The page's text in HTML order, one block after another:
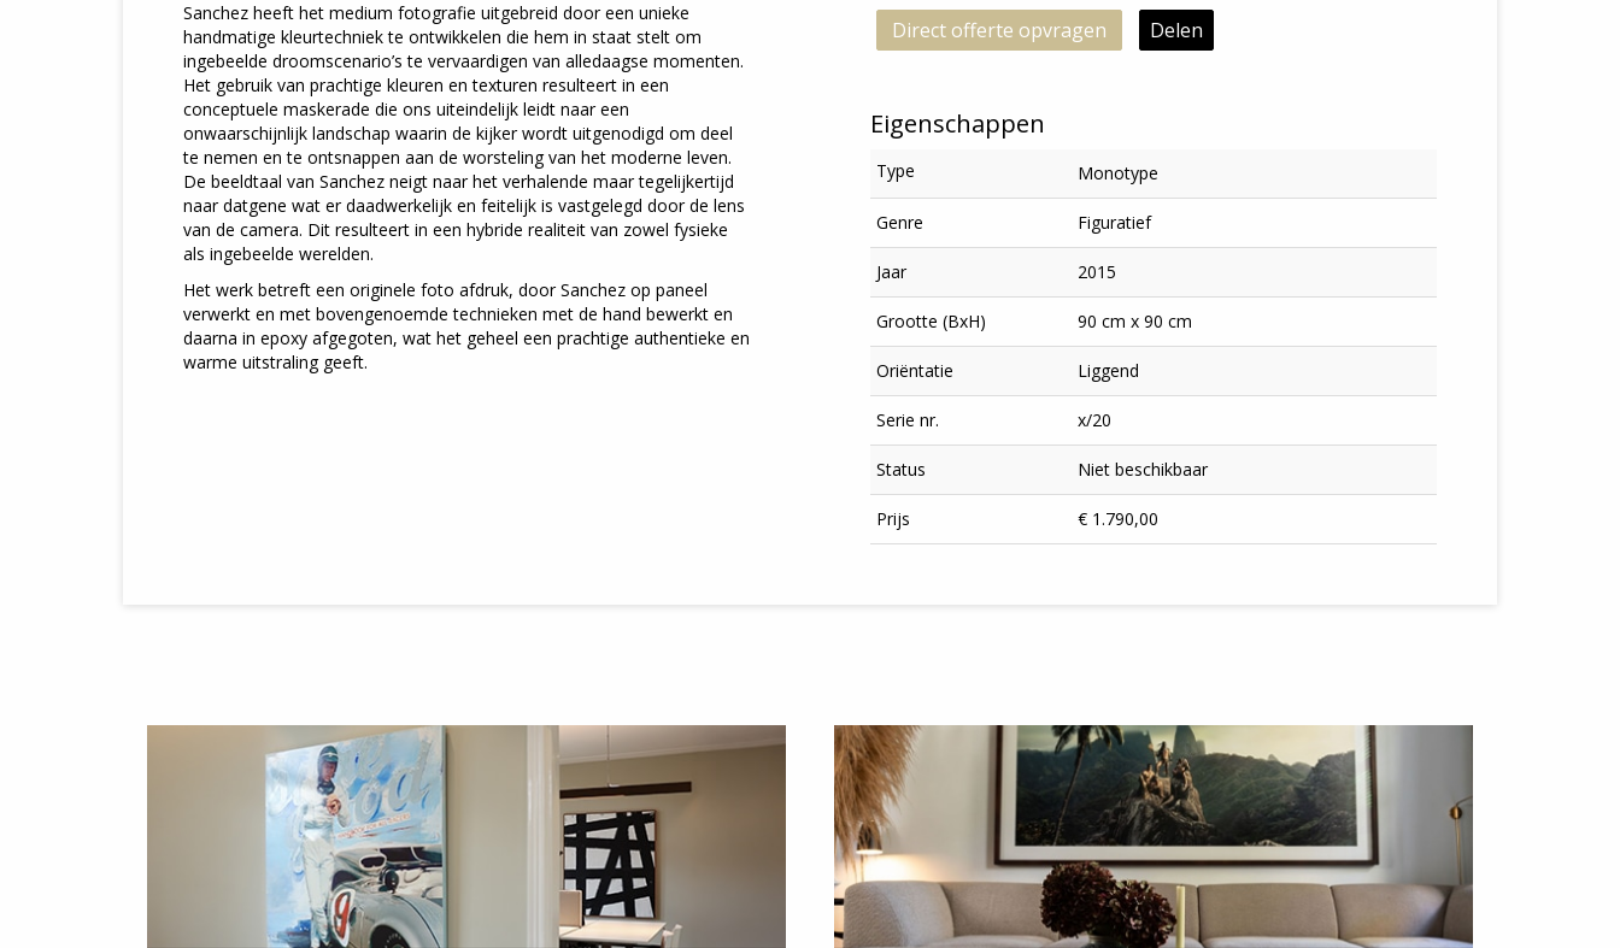
Sanchez heeft het medium fotografie uitgebreid door een unieke
handmatige kleurtechniek te ontwikkelen die hem in staat stelt om
ingebeelde droomscenario’s te vervaardigen van alledaagse momenten.
Het gebruik van prachtige kleuren en texturen resulteert in een
conceptuele maskerade die ons uiteindelijk leidt naar een
onwaarschijnlijk landschap waarin de kijker wordt uitgenodigd om deel
te nemen en te ontsnappen aan de worsteling van het moderne leven.
De beeldtaal van Sanchez neigt naar het verhalende maar tegelijkertijd
naar datgene wat er daadwerkelijk en feitelijk is vastgelegd door de lens
van de camera. Dit resulteert in een hybride realiteit van zowel fysieke
als ingebeelde werelden.
Het werk betreft een originele foto afdruk, door Sanchez op paneel
verwerkt en met bovengenoemde technieken met de hand bewerkt en
daarna in epoxy afgegoten, wat het geheel een prachtige authentieke en
warme uitstraling geeft.
Direct offerte opvragen Delen
Eigenschappen
Type Monotype
Genre Figuratief
Jaar 2015
Grootte (BxH) 90 cm x 90 cm
Oriëntatie Liggend
Serie nr. x/20
Status Niet beschikbaar
Prijs € 1.790,00
voor onze nieuwsbrief
E-
mailadres
×